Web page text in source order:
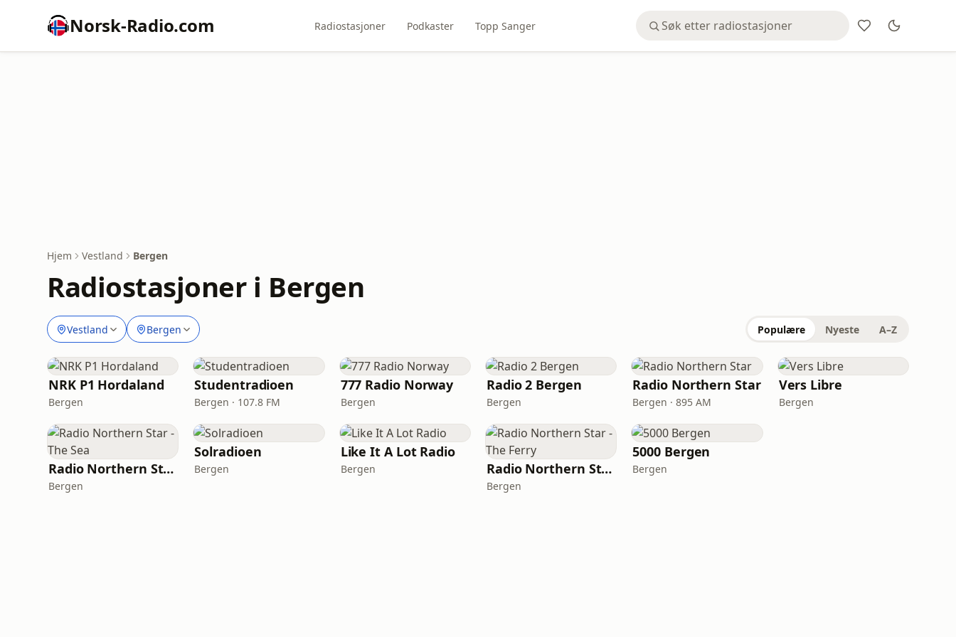
Norsk-Radio.com Radiostasjoner Podkaster Topp Sanger
Hjem Vestland Bergen
Radiostasjoner i Bergen
Vestland Bergen Populære Nyeste A–Z
NRK P1 Hordaland
Bergen
Studentradioen
Bergen · 107.8 FM
777 Radio Norway
Bergen
Radio 2 Bergen
Bergen
Radio Northern Star
Bergen · 895 AM
Vers Libre
Bergen
Radio Northern Star - The Sea
Bergen
Solradioen
Bergen
Like It A Lot Radio
Bergen Radio Northern Star - The Ferry
Bergen
5000 Bergen
Bergen